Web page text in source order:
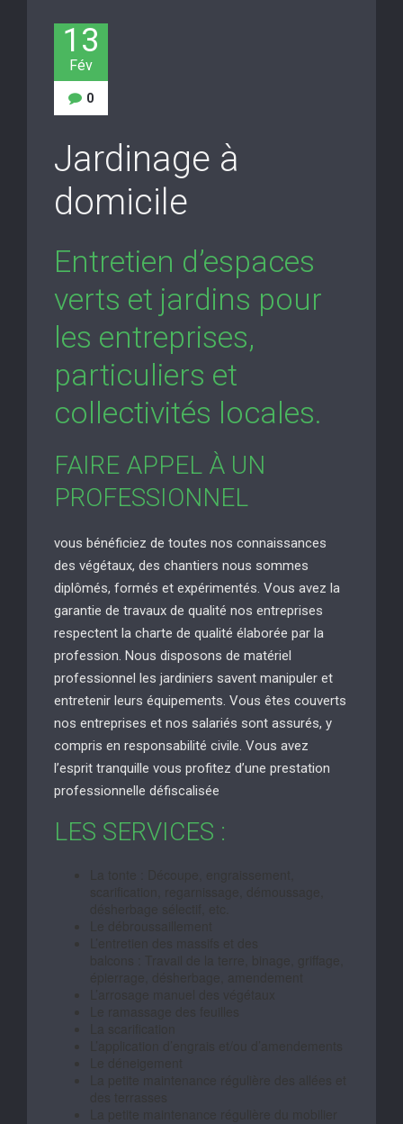
13
Fév
0
Jardinage à
domicile
Entretien d’espaces
verts et jardins pour
les entreprises,
particuliers et
collectivités locales.
FAIRE APPEL À UN
PROFESSIONNEL
vous bénéficiez de toutes nos connaissances
des végétaux, des chantiers nous sommes
diplômés, formés et expérimentés. Vous avez la
garantie de travaux de qualité nos entreprises
respectent la charte de qualité élaborée par la
profession. Nous disposons de matériel
professionnel les jardiniers savent manipuler et
entretenir leurs équipements. Vous êtes couverts
nos entreprises et nos salariés sont assurés, y
compris en responsabilité civile. Vous avez
l’esprit tranquille vous profitez d’une prestation
professionnelle défiscalisée
LES SERVICES :